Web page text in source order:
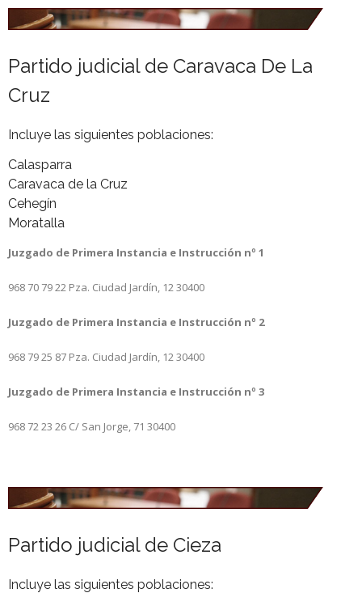
Partido judicial de Caravaca De La
Cruz
Incluye las siguientes poblaciones:
Calasparra
Caravaca de la Cruz
Cehegín
Moratalla
Juzgado de Primera Instancia e Instrucción nº 1
968 70 79 22 Pza. Ciudad Jardín, 1230400
Juzgado de Primera Instancia e Instrucción nº 2
968 79 25 87 Pza. Ciudad Jardín, 1230400
Juzgado de Primera Instancia e Instrucción nº 3
968 72 23 26 C/ San Jorge, 71 30400
Partido judicial de Cieza
Incluye las siguientes poblaciones: